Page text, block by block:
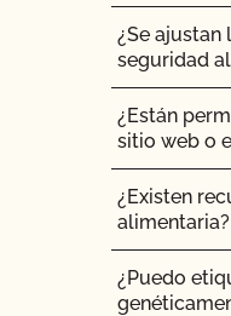
¿Se ajustan
seguridad
¿Están
sitio web o
¿Existen
alimentaria?
¿Puedo
tienen que
Mi
otro
Ganadería
¿Qué